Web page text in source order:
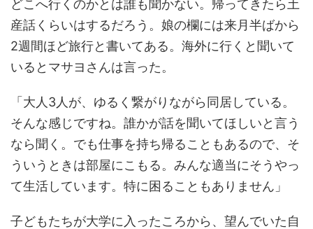
どこへ行くのかとは誰も聞かない。帰ってきたら土
産話くらいはするだろう。娘の欄には来月半ばから
2週間ほど旅行と書いてある。海外に行くと聞いて
いるとマサヨさんは言った。
「大人3人が、ゆるく繋がりながら同居している。
そんな感じですね。誰かが話を聞いてほしいと言う
なら聞く。でも仕事を持ち帰ることもあるので、そ
ういうときは部屋にこもる。みんな適当にそうやっ
て生活しています。特に困ることもありません」
子どもたちが大学に入ったころから、望んでいた自